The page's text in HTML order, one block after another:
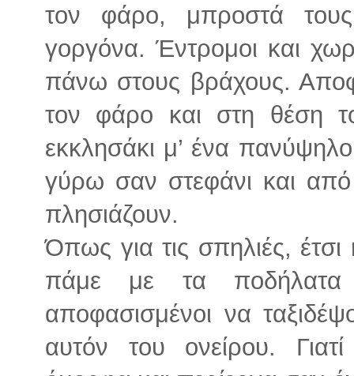
τον φάρο, μπροστά
γοργόνα. Έντρομοι και
πάνω στους βράχους.
τον φάρο και στη θέση
εκκλησάκι μ’ ένα
γύρω σαν στεφάνι και
πλησιάζουν.
Όπως για τις σπηλιές,
πάμε με τα ποδήλατα
αποφασισμένοι να
αυτόν του ονείρου.